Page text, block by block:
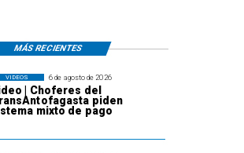
6 de agosto de 2026
| Choferes del
piden
mixto de pago
VIDEOS
MÁS RECIENTES